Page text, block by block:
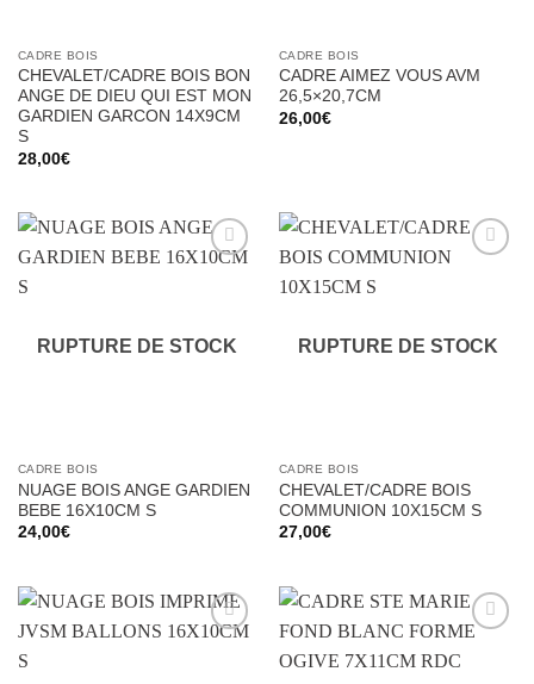
CADRE BOIS
CHEVALET/CADRE BOIS BON
ANGE DE DIEU QUI EST MON
GARDIEN GARCON 14X9CM
S
28,00€
CADRE BOIS
CADRE AIMEZ VOUS AVM
26,5×20,7CM
26,00€
RUPTURE DE STOCK
CADRE BOIS
NUAGE BOIS ANGE GARDIEN
BEBE 16X10CM S
24,00€
RUPTURE DE STOCK
CADRE BOIS
CHEVALET/CADRE BOIS
COMMUNION 10X15CM S
27,00€
à la liste